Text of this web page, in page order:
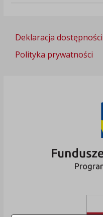
Deklaracja dostępności
Polityka prywatności